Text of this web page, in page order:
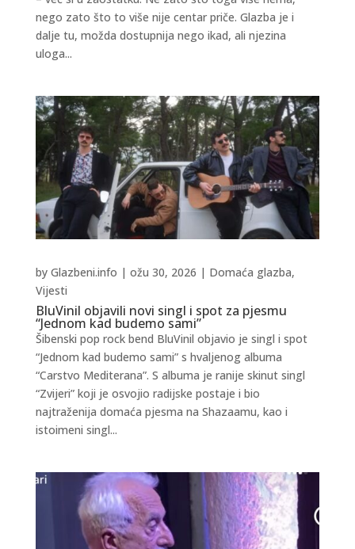
nego zato što to više nije centar priče. Glazba je i
dalje tu, možda dostupnija nego ikad, ali njezina
uloga...
BluVinil objavili novi singl i spot za pjesmu
“Jednom kad budemo sami”
by Glazbeni.info | ožu 30, 2026 | Domaća glazba,
Vijesti
Šibenski pop rock bend BluVinil objavio je singl i spot
“Jednom kad budemo sami” s hvaljenog albuma
“Carstvo Mediterana”. S albuma je ranije skinut singl
“Zvijeri” koji je osvojio radijske postaje i bio
najtraženija domaća pjesma na Shazaamu, kao i
istoimeni singl...